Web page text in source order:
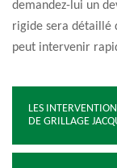
demandez-lui un
rigide sera détaillé
peut intervenir
LES
DE GRILLAGE